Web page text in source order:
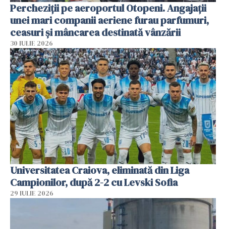
Percheziții pe aeroportul Otopeni. Angajații
unei mari companii aeriene furau parfumuri,
ceasuri și mâncarea destinată vânzării
30 IULIE 2026
Universitatea Craiova, eliminată din Liga
Campionilor, după 2-2 cu Levski Sofia
29 IULIE 2026